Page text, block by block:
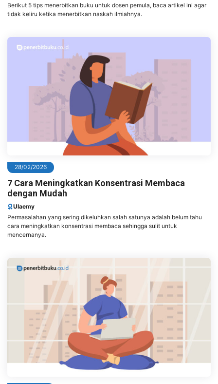
Berikut 5 tips menerbitkan buku untuk dosen pemula, baca artikel ini agar
tidak keliru ketika menerbitkan naskah ilmiahnya.
28/02/2026
7 Cara Meningkatkan Konsentrasi Membaca
dengan Mudah
Ulaemy
Permasalahan yang sering dikeluhkan salah satunya adalah belum tahu
cara meningkatkan konsentrasi membaca sehingga sulit untuk
mencernanya.